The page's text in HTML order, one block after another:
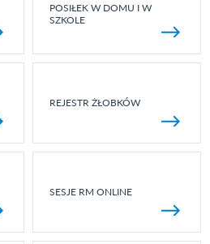
POSIŁEK W DOMU I W
SZKOLE
REJESTR ŻŁOBKÓW
SESJE RM ONLINE